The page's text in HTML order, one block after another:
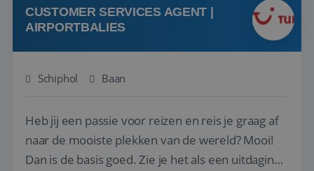
CUSTOMER SERVICES AGENT |
AIRPORTBALIES
Schiphol Baan
Heb jij een passie voor reizen en reis je graag af
naar de mooiste plekken van de wereld? Mooi!
Dan is de basis goed. Zie je het als een uitdaging